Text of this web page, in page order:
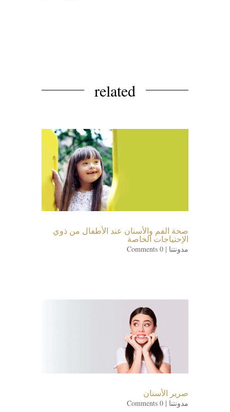
related
صحة الفم والأسنان عند الأطفال من ذوي
الإحتياجات الخاصة
مدونتنا | 0 Comments
صرير الأسنان
مدونتنا | 0 Comments